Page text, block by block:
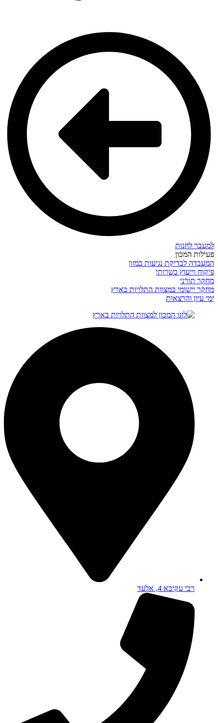
למעבר לחנות
פעילות המכון
המעבדה לבדיקת נגיעות במזון
פיקוח וייעוץ כשרותי
מחקר תורני
מחקר יישומי במצוות התלויות בארץ
ימי עיון והרצאות
רבי עקיבא 4, אלעד